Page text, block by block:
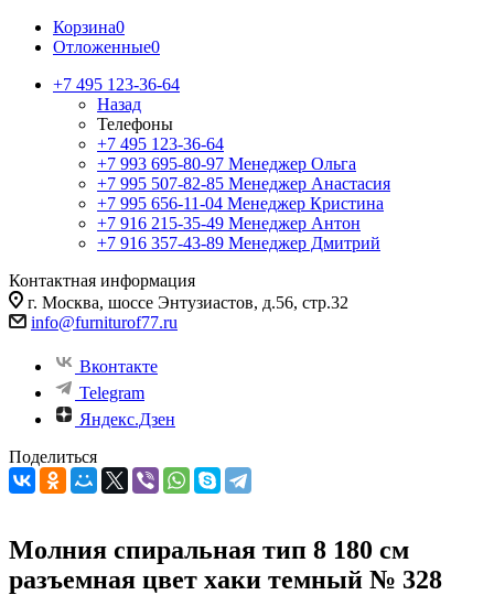
Корзина0
Отложенные0
+7 495 123-36-64
Назад
Телефоны
+7 495 123-36-64
+7 993 695-80-97 Менеджер Ольга
+7 995 507-82-85 Менеджер Анастасия
+7 995 656-11-04 Менеджер Кристина
+7 916 215-35-49 Менеджер Антон
+7 916 357-43-89 Менеджер Дмитрий
Контактная информация
г. Москва, шоссе Энтузиастов, д.56, стр.32
info@furniturof77.ru
Вконтакте
Telegram
Яндекс.Дзен
Поделиться
Молния спиральная тип 8 180 см
разъемная цвет хаки темный № 328